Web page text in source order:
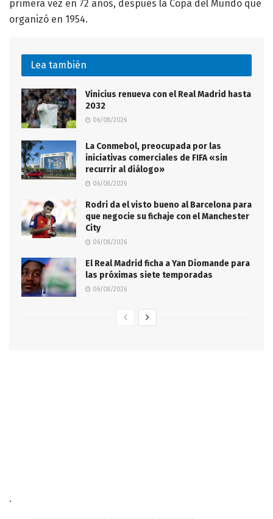
primera vez en 72 años, después la Copa del Mundo que
organizó en 1954.
Lea también
Vinicius renueva con el Real Madrid hasta
2032
06/08/2026
La Conmebol, preocupada por las
iniciativas comerciales de FIFA «sin
recurrir al diálogo»
06/08/2026
Rodri da el visto bueno al Barcelona para
que negocie su fichaje con el Manchester
City
06/08/2026
El Real Madrid ficha a Yan Diomande para
las próximas siete temporadas
06/08/2026
.